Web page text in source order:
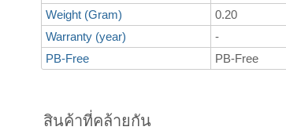
Weight (Gram)
0.20
Warranty (year)
-
PB-Free
PB-Free
สินค้าที่คล้ายกัน